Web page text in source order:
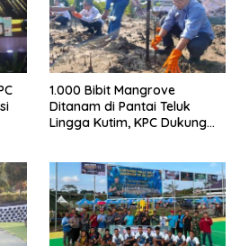
1.000 Bibit Mangrove
Ditanam di Pantai Teluk
Lingga Kutim, KPC Dukung